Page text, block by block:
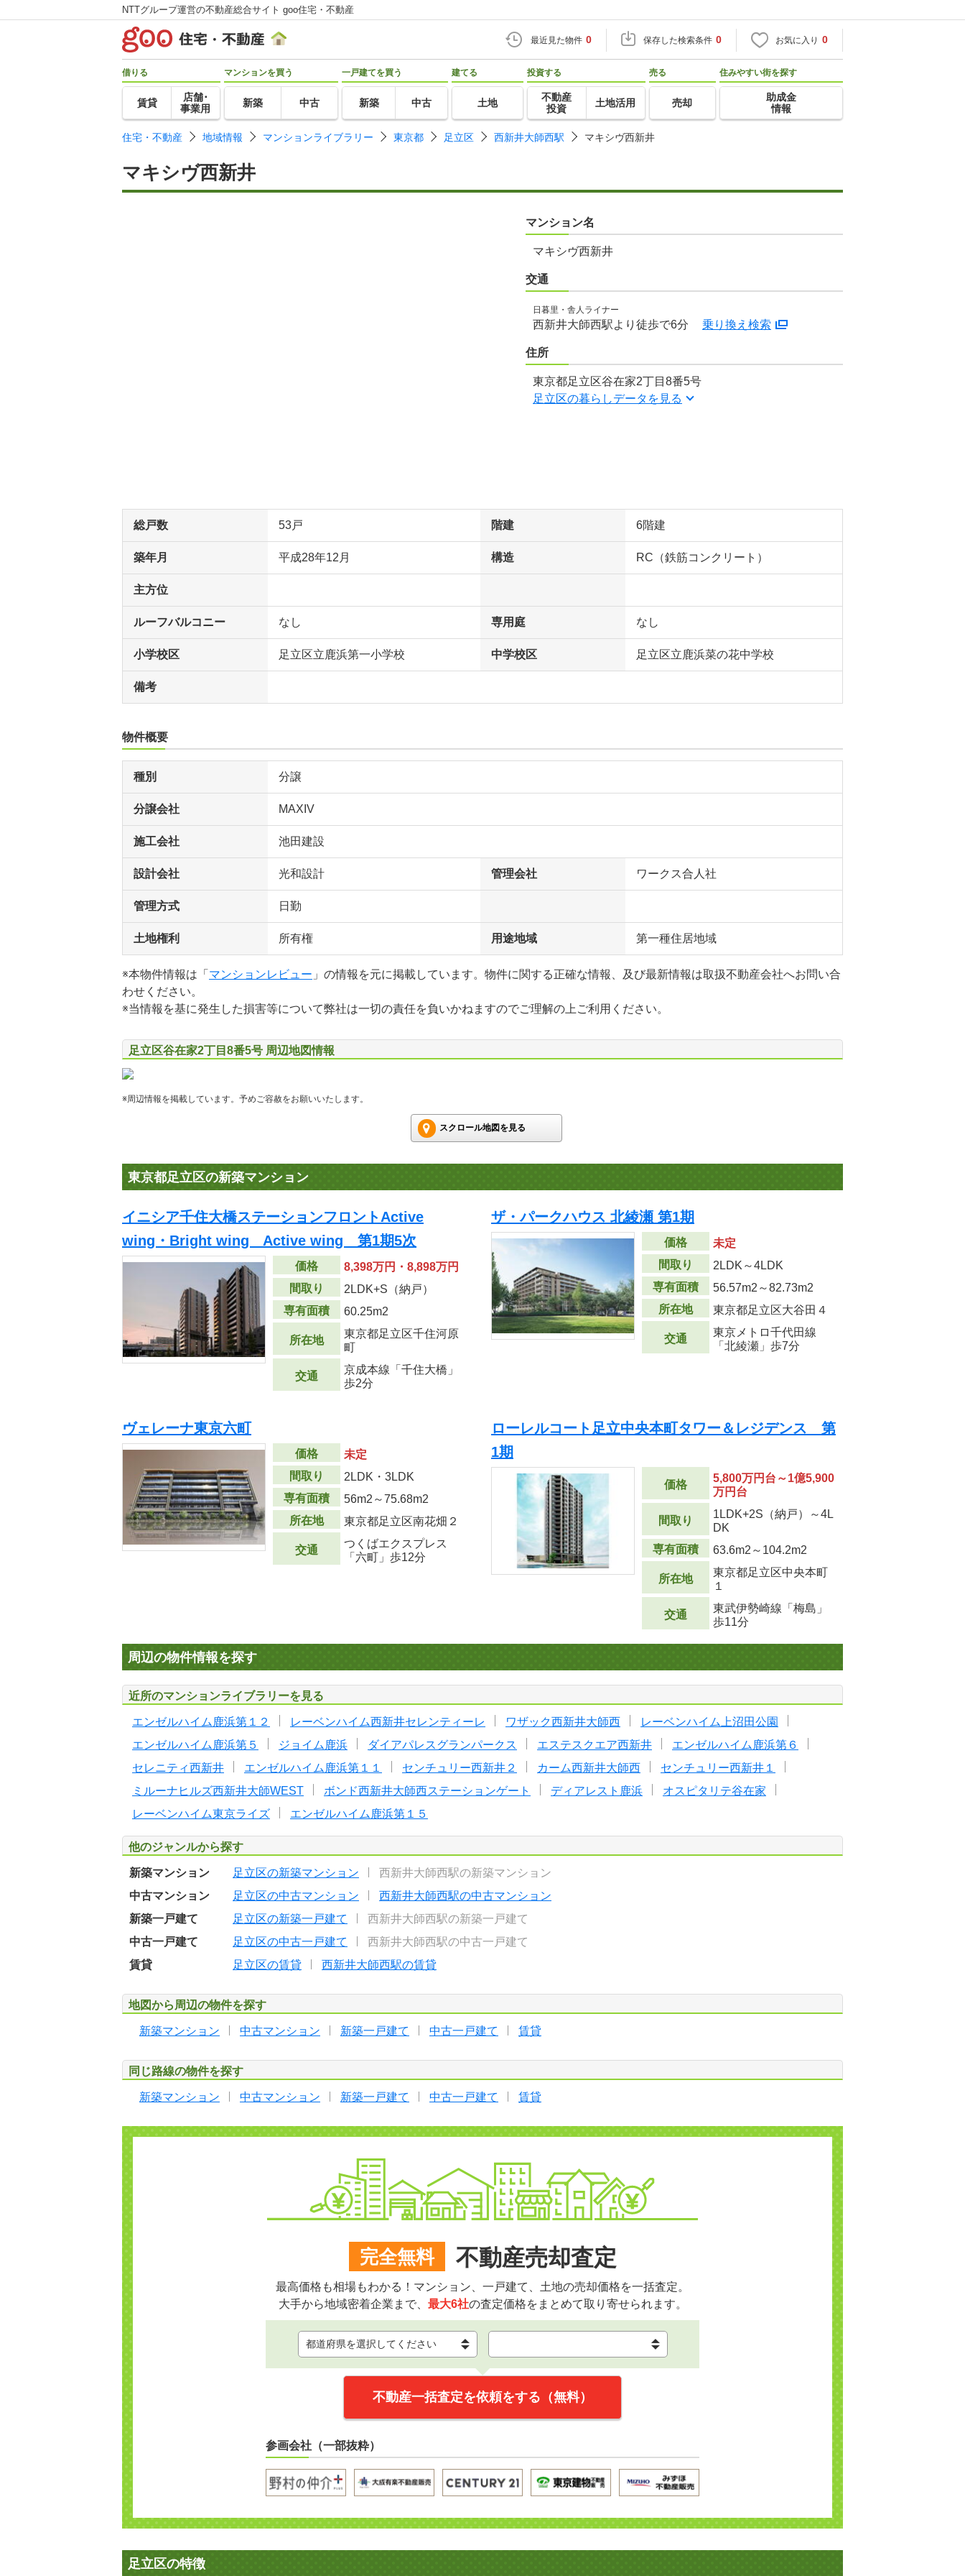
NTTグループ運営の不動産総合サイト goo住宅・不動産
最近見た物件 0 保存した検索条件 0 お気に入り 0
借りる
賃貸
店舗･
事業用
マンションを買う
新築 中古
一戸建てを買う
新築 中古
建てる
土地
投資する
不動産
投資
土地活用
売る
売却
住みやすい街を探す
助成金
情報
住宅・不動産 地域情報 マンションライブラリー 東京都 足立区 西新井大師西駅 マキシヴ西新井
マキシヴ西新井
マンション名
マキシヴ西新井
交通
日暮里・舎人ライナー
西新井大師西駅より徒歩で6分 乗り換え検索
住所
東京都足立区谷在家2丁目8番5号
足立区の暮らしデータを見る
総戸数 53戸 階建 6階建
築年月 平成28年12月 構造 RC（鉄筋コンクリート）
主方位
ルーフバルコニー なし 専用庭 なし
小学校区 足立区立鹿浜第一小学校 中学校区 足立区立鹿浜菜の花中学校
備考
物件概要
種別 分譲
分譲会社 MAXIV
施工会社 池田建設
設計会社 光和設計 管理会社 ワークス合人社
管理方式 日勤
土地権利 所有権 用途地域 第一種住居地域
※本物件情報は「 マンションレビュー 」の情報を元に掲載しています。物件に関する正確な情報、及び最新情報は取扱不動産会社へお問い合
わせください。
※当情報を基に発生した損害等について弊社は一切の責任を負いかねますのでご理解の上ご利用ください。
足立区谷在家2丁目8番5号 周辺地図情報
※周辺情報を掲載しています。予めご容赦をお願いいたします。
スクロール地図を見る
東京都足立区の新築マンション
イニシア千住大橋ステーションフロントActive
wing・Bright wing Active wing 第1期5次
価格
8,398万円・8,898万円
間取り
2LDK+S（納戸）
専有面積
60.25m2
所在地
東京都足立区千住河原
町
交通
京成本線「千住大橋」
歩2分
ザ・パークハウス 北綾瀬 第1期
価格
未定
間取り
2LDK～4LDK
専有面積
56.57m2 ～82.73m2
所在地
東京都足立区大谷田４
交通
東京メトロ千代田線
「北綾瀬」歩7分
ヴェレーナ東京六町
価格
未定
間取り
2LDK・3LDK
専有面積
56m2 ～75.68m2
所在地
東京都足立区南花畑２
交通
つくばエクスプレス
「六町」歩12分
ローレルコート足立中央本町タワー＆レジデンス 第
1期
価格
5,800万円台～1億5,900
万円台
間取り
1LDK+2S（納戸）～4L
DK
専有面積
63.6m2 ～104.2m2
所在地
東京都足立区中央本町
１
交通
東武伊勢崎線「梅島」
歩11分
周辺の物件情報を探す
近所のマンションライブラリーを見る
エンゼルハイム鹿浜第１２ レーベンハイム西新井セレンティーレ ワザック西新井大師西
レーベンハイム上沼田公園
エンゼルハイム鹿浜第５
ジョイム鹿浜 ダイアパレスグランパークス エステスクエア西新井
エンゼルハイム鹿浜第６
セレニティ西新井
エンゼルハイム鹿浜第１１ センチュリー西新井２ カーム西新井大師西
センチュリー西新井１
ミルーナヒルズ西新井大師WEST
ボンド西新井大師西ステーションゲート ディアレスト鹿浜
オスピタリテ谷在家
レーベンハイム東京ライズ
エンゼルハイム鹿浜第１５
他のジャンルから探す
新築マンション 足立区の新築マンション
西新井大師西駅の新築マンション
中古マンション
足立区の中古マンション
西新井大師西駅の中古マンション
新築一戸建て
足立区の新築一戸建て
西新井大師西駅の新築一戸建て
中古一戸建て
足立区の中古一戸建て
西新井大師西駅の中古一戸建て
賃貸
足立区の賃貸 西新井大師西駅の賃貸
地図から周辺の物件を探す
新築マンション 中古マンション 新築一戸建て 中古一戸建て 賃貸
同じ路線の物件を探す
新築マンション 中古マンション 新築一戸建て 中古一戸建て 賃貸
完全無料 不動産売却査定
最高価格も相場もわかる！マンション、一戸建て、土地の売却価格を一括査定。
大手から地域密着企業まで、 最大6社の査定価格をまとめて取り寄せられます。
不動産一括査定を依頼をする（無料）
参画会社（一部抜粋）
足立区の特徴